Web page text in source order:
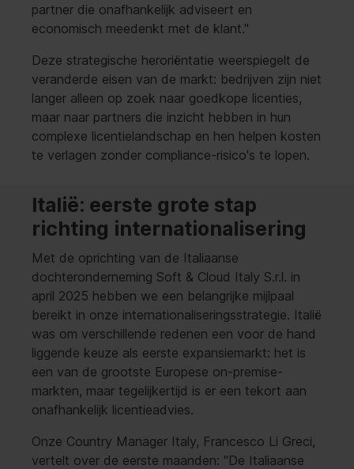
partner die onafhankelijk adviseert en
economisch meedenkt met de klant."
Deze strategische heroriëntatie weerspiegelt de
veranderde eisen van de markt: bedrijven zijn niet
langer alleen op zoek naar goedkope licenties,
maar naar partners die inzicht hebben in hun
complexe licentielandschap en hen helpen kosten
te verlagen zonder compliance-risico's te lopen.
Italië: eerste grote stap
richting internationalisering
Met de oprichting van de Italiaanse
dochteronderneming Soft & Cloud Italy S.r.l. in
april 2025 hebben we een belangrijke mijlpaal
bereikt in onze internationaliseringsstrategie. Italië
was om verschillende redenen een voor de hand
liggende keuze als eerste expansiemarkt: het is
een van de grootste Europese on-premise-
markten, maar tegelijkertijd is er een tekort aan
onafhankelijk licentieadvies.
Onze Country Manager Italy, Francesco Li Greci,
vertelt over de eerste maanden: "De Italiaanse